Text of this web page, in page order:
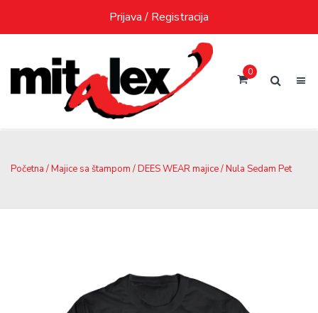
content
Prijava / Registracija
0
Početna /Majice sa štampom /DEES WEAR majice/ Nula Sedam Pet